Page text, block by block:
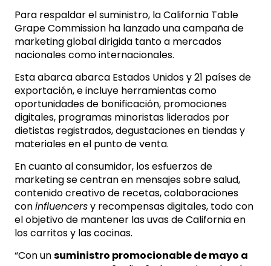
Para respaldar el suministro, la California Table
Grape Commission ha lanzado una campaña de
marketing global dirigida tanto a mercados
nacionales como internacionales.
Esta abarca abarca Estados Unidos y 21 países de
exportación, e incluye herramientas como
oportunidades de bonificación, promociones
digitales, programas minoristas liderados por
dietistas registrados, degustaciones en tiendas y
materiales en el punto de venta.
En cuanto al consumidor, los esfuerzos de
marketing se centran en mensajes sobre salud,
contenido creativo de recetas, colaboraciones
coninfluencersy recompensas digitales, todo con
el objetivo de mantener las uvas de California en
los carritos y las cocinas.
“Con unsuministro promocionable de mayo a